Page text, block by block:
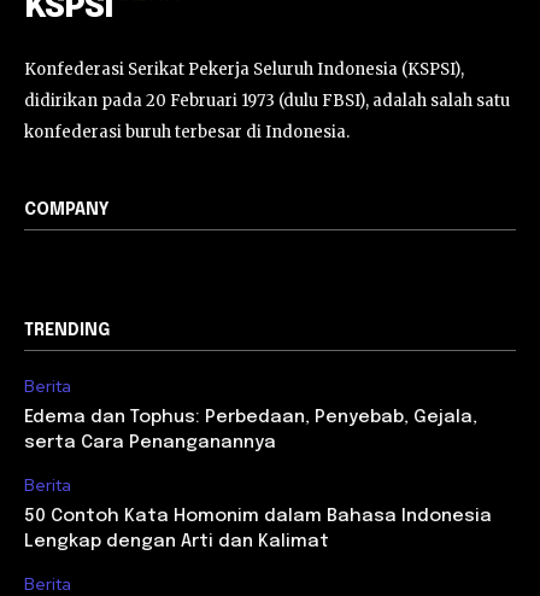
KSPSI
Konfederasi Serikat Pekerja Seluruh Indonesia (KSPSI),
didirikan pada 20 Februari 1973 (dulu FBSI), adalah salah satu
konfederasi buruh terbesar di Indonesia.
COMPANY
TRENDING
Berita
Edema dan Tophus: Perbedaan, Penyebab, Gejala,
serta Cara Penanganannya
Berita
50 Contoh Kata Homonim dalam Bahasa Indonesia
Lengkap dengan Arti dan Kalimat
Berita